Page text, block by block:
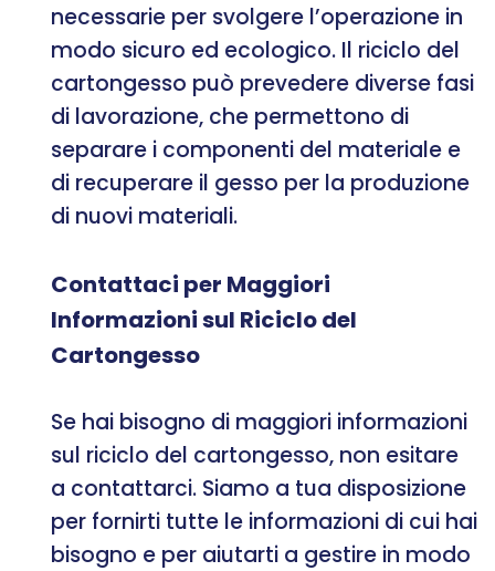
necessarie per svolgere l’operazione in
modo sicuro ed ecologico. Il riciclo del
cartongesso può prevedere diverse fasi
di lavorazione, che permettono di
separare i componenti del materiale e
di recuperare il gesso per la produzione
di nuovi materiali.
Contattaci per Maggiori
Informazioni sul Riciclo del
Cartongesso
Se hai bisogno di maggiori informazioni
sul riciclo del cartongesso, non esitare
a contattarci. Siamo a tua disposizione
per fornirti tutte le informazioni di cui hai
bisogno e per aiutarti a gestire in modo